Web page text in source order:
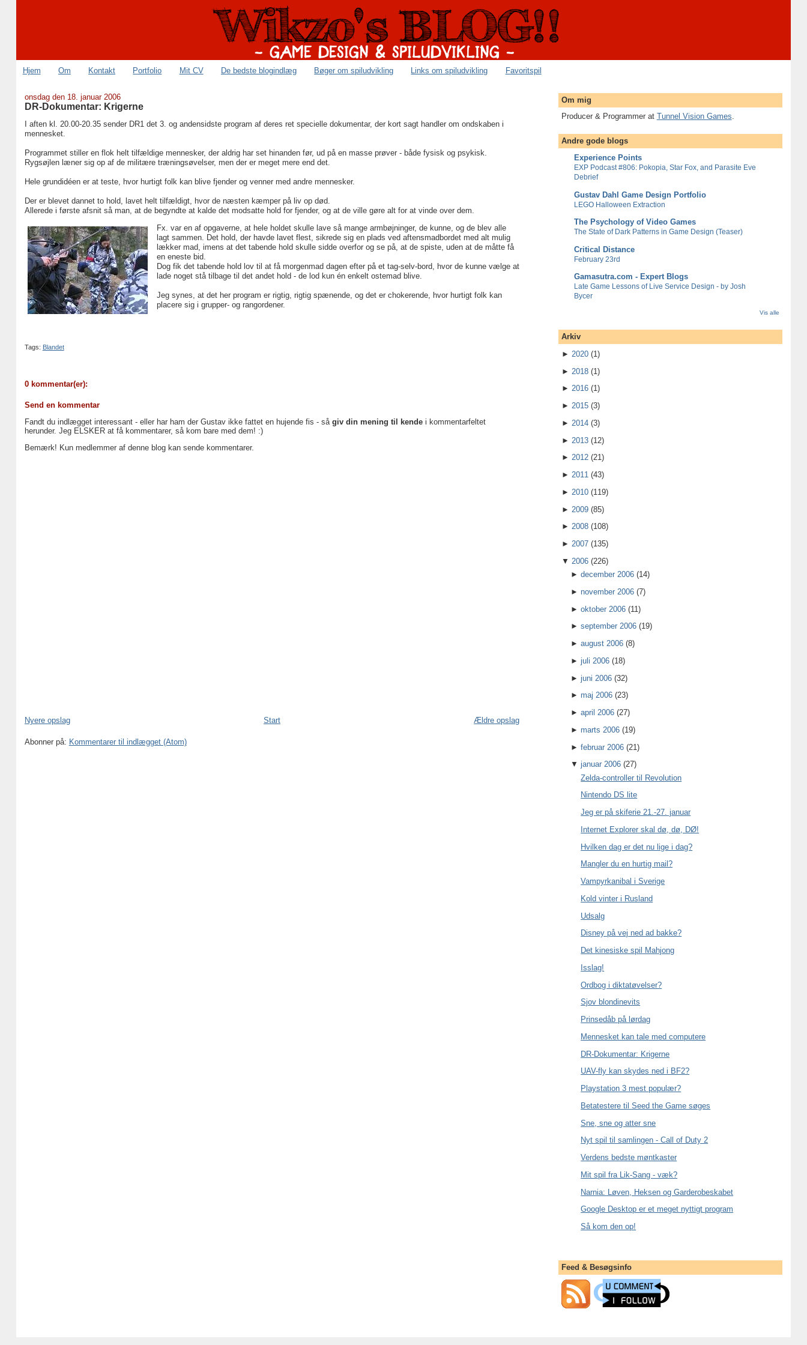
Hjem Om Kontakt Portfolio Mit CV De bedste blogindlæg Bøger om spiludvikling Links om spiludvikling Favoritspil
onsdag den 18. januar 2006
DR-Dokumentar: Krigerne
I aften kl. 20.00-20.35 sender DR1 det 3. og andensidste program af deres ret specielle dokumentar, der kort sagt handler om ondskaben i
mennesket.
Programmet stiller en flok helt tilfældige mennesker, der aldrig har set hinanden før, ud på en masse prøver - både fysisk og psykisk.
Rygsøjlen læner sig op af de militære træningsøvelser, men der er meget mere end det.
Hele grundidéen er at teste, hvor hurtigt folk kan blive fjender og venner med andre mennesker.
Der er blevet dannet to hold, lavet helt tilfældigt, hvor de næsten kæmper på liv op død.
Allerede i første afsnit så man, at de begyndte at kalde det modsatte hold for fjender, og at de ville gøre alt for at vinde over dem.
Fx. var en af opgaverne, at hele holdet skulle lave så mange armbøjninger, de kunne, og de blev alle
lagt sammen. Det hold, der havde lavet flest, sikrede sig en plads ved aftensmadbordet med alt mulig
lækker mad, imens at det tabende hold skulle sidde overfor og se på, at de spiste, uden at de måtte få
en eneste bid.
Dog fik det tabende hold lov til at få morgenmad dagen efter på et tag-selv-bord, hvor de kunne vælge at
lade noget stå tilbage til det andet hold - de lod kun én enkelt ostemad blive.
Jeg synes, at det her program er rigtig, rigtig spænende, og det er chokerende, hvor hurtigt folk kan
placere sig i grupper- og rangordener.
Tags: Blandet
0 kommentar(er):
Send en kommentar
Fandt du indlægget interessant - eller har ham der Gustav ikke fattet en hujende fis - så giv din mening til kendei kommentarfeltet
herunder. Jeg ELSKER at få kommentarer, så kom bare med dem! :)
Bemærk! Kun medlemmer af denne blog kan sende kommentarer.
Nyere opslag Ældre opslag
Start
Abonner på: Kommentarer til indlægget (Atom)
Om mig
Producer & Programmer at Tunnel Vision Games
Andre gode blogs
Experience Points
EXP Podcast #806: Pokopia, Star Fox, and Parasite Eve
Debrief
Gustav Dahl Game Design Portfolio
LEGO Halloween Extraction
The Psychology of Video Games
The State of Dark Patterns in Game Design (Teaser)
Critical Distance
February 23rd
Gamasutra.com - Expert Blogs
Late Game Lessons of Live Service Design - by Josh
Bycer
Vis alle
Arkiv
► 2020 (1)
► 2018 (1)
► 2016 (1)
► 2015 (3)
► 2014 (3)
► 2013 (12)
► 2012 (21)
► 2011 (43)
► 2010 (119)
► 2009 (85)
► 2008 (108)
► 2007 (135)
▼ 2006 (226)
►december 2006 (14)
►november 2006 (7)
►oktober 2006 (11)
►september 2006 (19)
►august 2006 (8)
►juli 2006 (18)
►juni 2006 (32)
►maj 2006 (23)
►april 2006 (27)
►marts 2006 (19)
►februar 2006 (21)
▼januar 2006 (27)
Zelda-controller til Revolution
Nintendo DS lite
Jeg er på skiferie 21.-27. januar
Internet Explorer skal dø, dø, DØ!
Hvilken dag er det nu lige i dag?
Mangler du en hurtig mail?
Vampyrkanibal i Sverige
Kold vinter i Rusland
Udsalg
Disney på vej ned ad bakke?
Det kinesiske spil Mahjong
Isslag!
Ordbog i diktatøvelser?
Sjov blondinevits
Prinsedåb på lørdag
Mennesket kan tale med computere
DR-Dokumentar: Krigerne
UAV-fly kan skydes ned i BF2?
Playstation 3 mest populær?
Betatestere til Seed the Game søges
Sne, sne og atter sne
Nyt spil til samlingen - Call of Duty 2
Verdens bedste møntkaster
Mit spil fra Lik-Sang - væk?
Narnia: Løven, Heksen og Garderobeskabet
Google Desktop er et meget nyttigt program
Så kom den op!
Feed & Besøgsinfo